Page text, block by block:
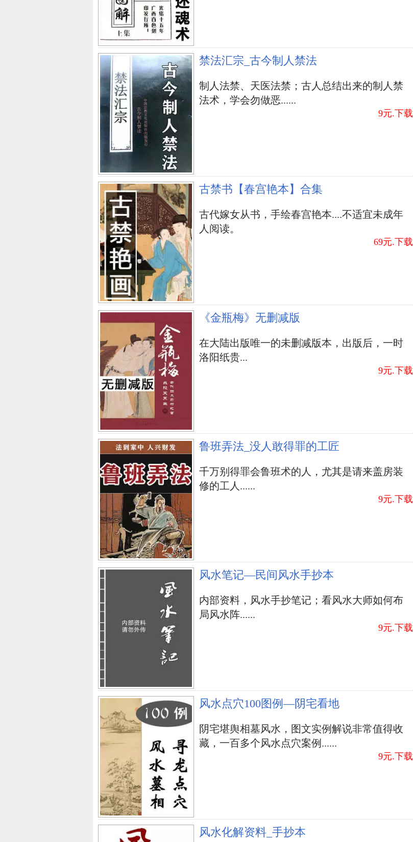
禁法汇宗_古今制人禁法
制人法禁、天医法禁；古人总结出来的制人禁
法术，学会勿做恶......
9元.下载
古禁书【春宫艳本】合集
古代嫁女从书，手绘春宫艳本....不适宜未成年
人阅读。
69元.下载
《金瓶梅》无删减版
在大陆出版唯一的未删减版本，出版后，一时
洛阳纸贵...
9元.下载
鲁班弄法_没人敢得罪的工匠
千万别得罪会鲁班术的人，尤其是请来盖房装
修的工人......
9元.下载
风水笔记—民间风水手抄本
内部资料，风水手抄笔记；看风水大师如何布
局风水阵......
9元.下载
风水点穴100图例—阴宅看地
阴宅堪舆相墓风水，图文实例解说非常值得收
藏，一百多个风水点穴案例......
9元.下载
风水化解资料_手抄本